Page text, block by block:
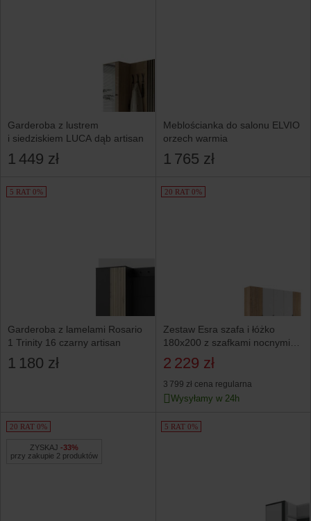
Garderoba z lustrem
i siedziskiem LUCA dąb artisan
1 449 zł
Meblościanka do salonu ELVIO
orzech warmia
1 765 zł
5 RAT 0%
Garderoba z lamelami Rosario
1 Trinity 16 czarny artisan
1 180 zł
20 RAT 0%
Zestaw Esra szafa i łóżko
180x200 z szafkami nocnymi
dąb mauvella/biały
2 229 zł
3 799 zł cena regularna
Wysyłamy w 24h
20 RAT 0%
ZYSKAJ -33%
przy zakupie 2 produktów
5 RAT 0%